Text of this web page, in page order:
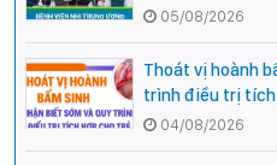
Campuchia
05/08/2026
Thoát vị hoành
trình điều trị
chuyên gia hàng
ương
04/08/2026